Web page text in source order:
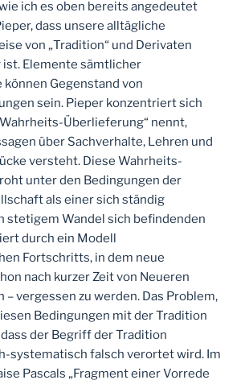
ich es oben bereits angedeutet
dass unsere alltägliche
von „Tradition“ und Derivaten
Elemente sämtlicher
Gegenstand von
sein. Pieper konzentriert sich
Überlieferung“ nennt,
über Sachverhalte, Lehren und
versteht. Diese Wahrheits-
unter den Bedingungen der
als einer sich ständig
stetigem Wandel sich befindenden
durch ein Modell
Fortschritts, in dem neue
nach kurzer Zeit von Neueren
– vergessen zu werden. Das Problem,
Bedingungen mit der Tradition
der Begriff der Tradition
systematisch falsch verortet wird. Im
Pascals „Fragment einer Vorrede